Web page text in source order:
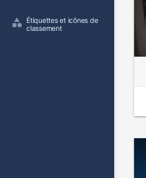
Étiquettes et icônes de
classement